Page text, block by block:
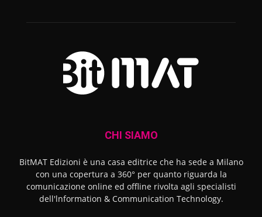
CHI SIAMO
BitMAT Edizioni è una casa editrice che ha sede a Milano
con una copertura a 360° per quanto riguarda la
comunicazione online ed offline rivolta agli specialisti
dell'lnformation & Communication Technology.